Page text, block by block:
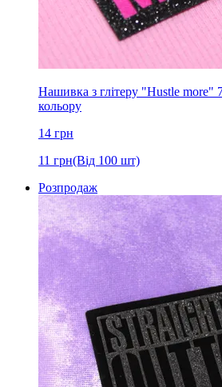
Нашивка з глітеру "Hustle more"
кольору
14 грн
11 грн(Від 100 шт)
Розпродаж